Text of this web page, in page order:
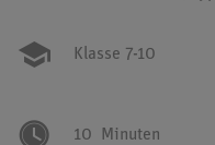
Klasse 7-10
10 Minuten